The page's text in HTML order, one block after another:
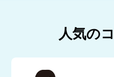
人気の